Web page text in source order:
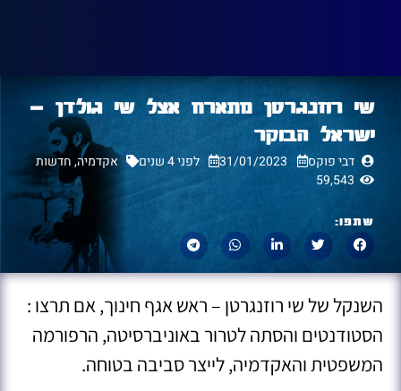
שי רוזנגרטן מתארח אצל שי גולדן –
ישראל הבוקר
דבי פוקס 31/01/2023 לפני 4 שנים אקדמיה,חדשות
59,543
שתפו:
השנקל של שי רוזנגרטן – ראש אגף חינוך, אם תרצו :
הסטודנטים והסתה לטרור באוניברסיטה, הרפורמה
המשפטית והאקדמיה, לייצר סביבה בטוחה.